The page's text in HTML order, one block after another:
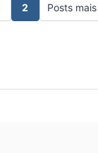
2 Posts